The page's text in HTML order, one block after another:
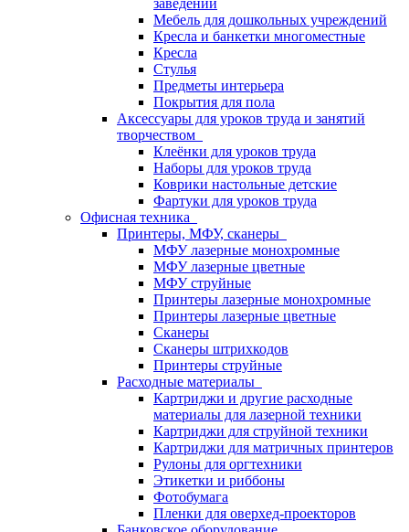
заведений
Мебель для дошкольных учреждений
Кресла и банкетки многоместные
Кресла
Стулья
Предметы интерьера
Покрытия для пола
Аксессуары для уроков труда и занятий
творчеством
Клеёнки для уроков труда
Наборы для уроков труда
Коврики настольные детские
Фартуки для уроков труда
Офисная техника
Принтеры, МФУ, сканеры
МФУ лазерные монохромные
МФУ лазерные цветные
МФУ струйные
Принтеры лазерные монохромные
Принтеры лазерные цветные
Сканеры
Сканеры штрихкодов
Принтеры струйные
Расходные материалы
Картриджи и другие расходные
материалы для лазерной техники
Картриджи для струйной техники
Картриджи для матричных принтеров
Рулоны для оргтехники
Этикетки и риббоны
Фотобумага
Пленки для оверхед-проекторов